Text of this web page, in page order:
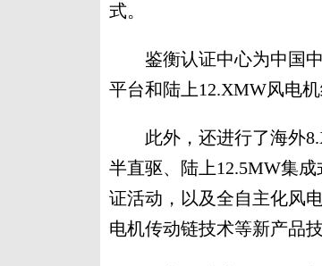
式。
鉴衡认证中心为中国中
平台和陆上12.XMW风电
此外，还进行了海外
半直驱、陆上12.5MW集
证活动，以及全自主化风
电机传动链技术等新产品技